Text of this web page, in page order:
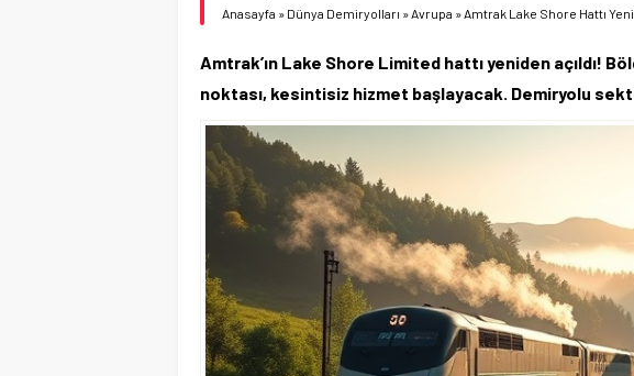
Anasayfa » Dünya Demiryolları »Avrupa »Amtrak Lake Shore Hattı
Amtrak’ın Lake Shore Limited hattı yeniden açıldı!
noktası, kesintisiz hizmet başlayacak. Demiryolu